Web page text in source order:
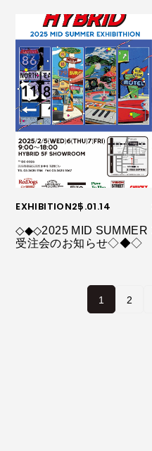
EXHIBITION25.01.14
◇◆◇2025 MID SUMMER
受注会のお知らせ◇◆◇
1 2